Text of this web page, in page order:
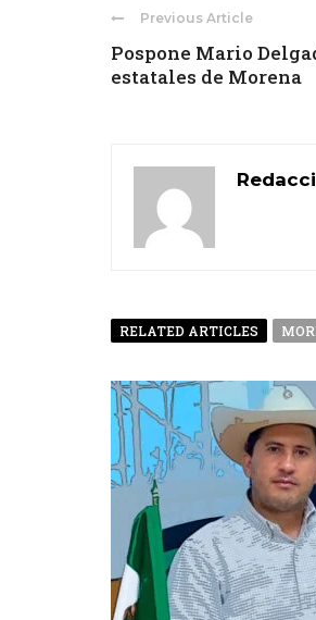
Previous Article
Pospone Mario
estatales de Morena
RELATED ARTICLES